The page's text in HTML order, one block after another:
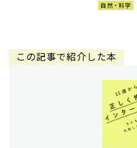
自然・科学
この記事で紹介した本